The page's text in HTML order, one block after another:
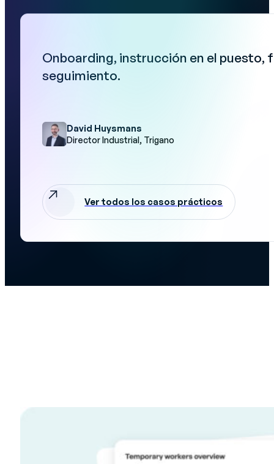
Onboarding, instrucción en el
seguimiento.
David Huysmans
Director Industrial, Trigano
Ver todos los casos prácticos